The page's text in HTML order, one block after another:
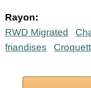
Rayon:
RWD Migrated
friandises